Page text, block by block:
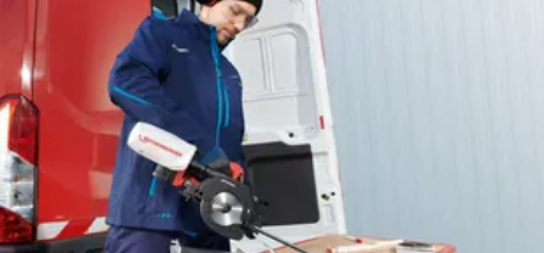
Service und Mehrwert
Wissen
Bonusprogramm
Händlersuche